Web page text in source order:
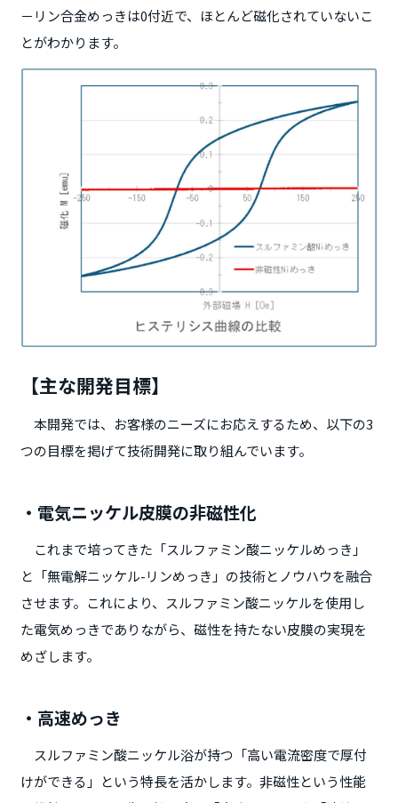
－リン合金めっきは0付近で、ほとんど磁化されていないこ
とがわかります。
【主な開発目標】
本開発では、お客様のニーズにお応えするため、以下の3
つの目標を掲げて技術開発に取り組んでいます。
・電気ニッケル皮膜の非磁性化
これまで培ってきた「スルファミン酸ニッケルめっき」
と「無電解ニッケル-リンめっき」の技術とノウハウを融合
させます。これにより、スルファミン酸ニッケルを使用し
た電気めっきでありながら、磁性を持たない皮膜の実現を
めざします。
・高速めっき
スルファミン酸ニッケル浴が持つ「高い電流密度で厚付
けができる」という特長を活かします。非磁性という性能